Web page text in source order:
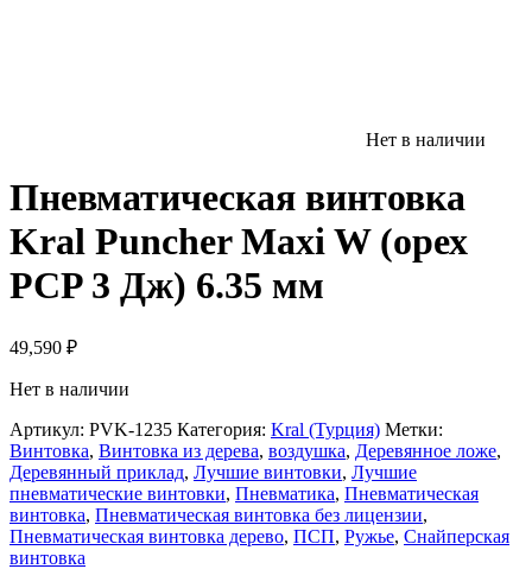
Нет в наличии
Пневматическая винтовка
Kral Puncher Maxi W (орех
PCP 3 Дж) 6.35 мм
49,590 ₽
Нет в наличии
Артикул: PVK-1235 Категория: Kral (Турция) Метки:
Винтовка, Винтовка из дерева, воздушка, Деревянное ложе,
Деревянный приклад, Лучшие винтовки, Лучшие
пневматические винтовки, Пневматика, Пневматическая
винтовка, Пневматическая винтовка без лицензии,
Пневматическая винтовка дерево, ПСП, Ружье, Снайперская
винтовка